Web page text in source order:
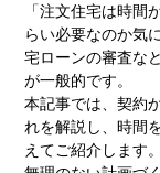
「注文住宅は時間
らい必要なのか気
宅ローンの審査な
が一般的です。
本記事では、契約
れを解説し、時間
えてご紹介します